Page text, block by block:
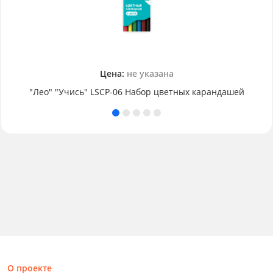
Цена: не указана
"Лео" "Учись" LSCP-06 Набор цветных карандашей
О проекте